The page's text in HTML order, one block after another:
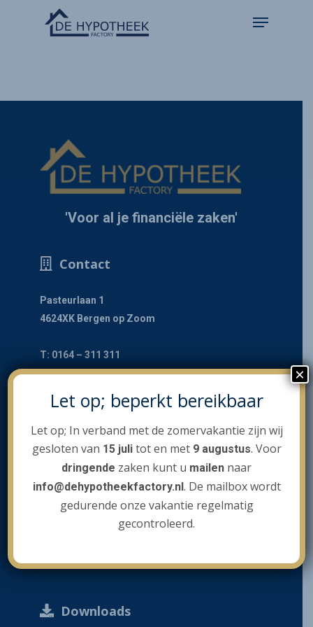
'Voor al je financiële zaken'
Contact
Pasteurlaan 1
4624XK Bergen op Zoom
T: 0164 – 311 311
E:info@dehypotheekfactory.nl
Mijn situatie
Hypotheken
Werkwijze
Extra Diensten
Verzekeringen
Contact
Downloads
Andere woning
/ Verhuizen
Uit elkaar gaan
Hypotheek
Wat is een
Hypotheekvormen
NHG en
Werkwijze
Stappenplan
Tarieven
Multichannel
Extra diensten
Taxatieservice
Bouwkundig
Notarisservice
Verzekeringen
Levensverzekering
Wie zijn wij?
Contact
Downloads
Mijn
Let op; beperkt bereikbaar
Let op; In verband met de zomervakantie zijn wij
gesloten van 15 julitot en met 9 augustus. Voor
dringende zaken kunt u mailen naar
info@dehypotheekfactory.nl. De mailbox wordt
gedurende onze vakantie regelmatig
gecontroleerd.
×